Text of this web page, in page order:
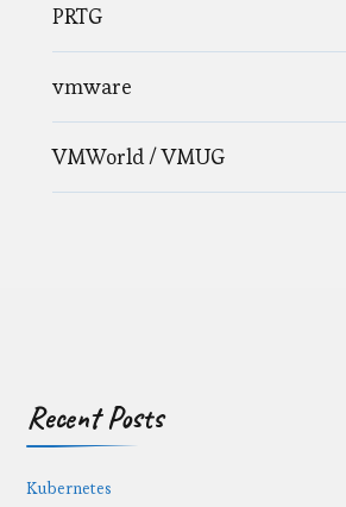
PRTG
vmware
VMWorld / VMUG
Recent Posts
Kubernetes